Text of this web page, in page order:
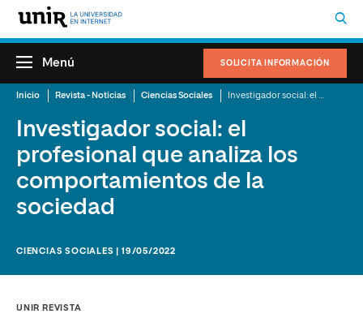
SOLICITA INFORMACIÓN
Menú
Inicio Revista - Noticias Ciencias Sociales
Investigador social: el
profesional que analiza los
comportamientos de la
sociedad
CIENCIAS SOCIALES | 19/05/2022
UNIR REVISTA